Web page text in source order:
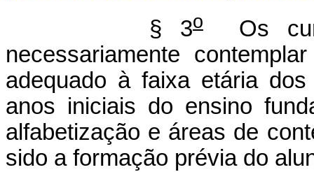
§ 3o
Os
necessariamente
adequado à faixa etária
anos iniciais do ensino
alfabetização e áreas de
sido a formação prévia do